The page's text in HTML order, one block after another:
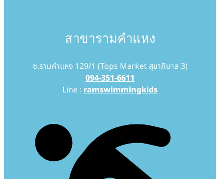
สาขารามคำแหง
ซ.รามคำแหง 129/1 (Tops Market สุขาภิบาล 3)
094-351-6611
Line : ramswimmingkids